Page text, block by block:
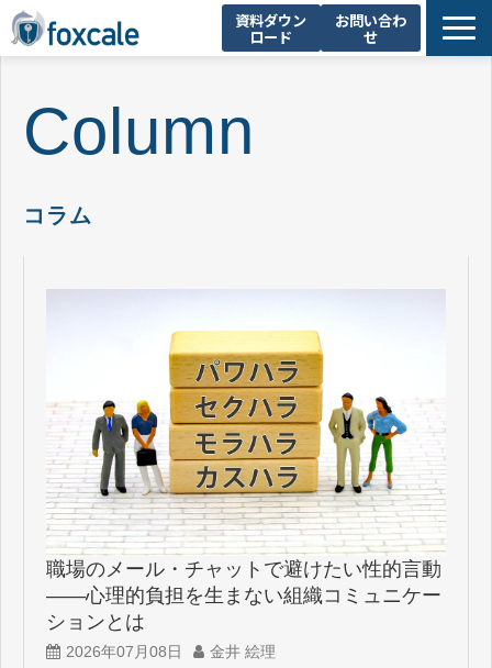
資料ダウン
ロード
お問い合わ
せ
製品一覧
不正調査支援
Column
コラム
職場のメール・チャットで避けたい性的言動
――心理的負担を生まない組織コミュニケー
ションとは
2026年07月08日 金井 絵理